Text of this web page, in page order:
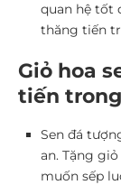
quan hệ tốt
thăng tiến
Giỏ hoa
tiến
Sen đá
an. Tặng
muốn sếp